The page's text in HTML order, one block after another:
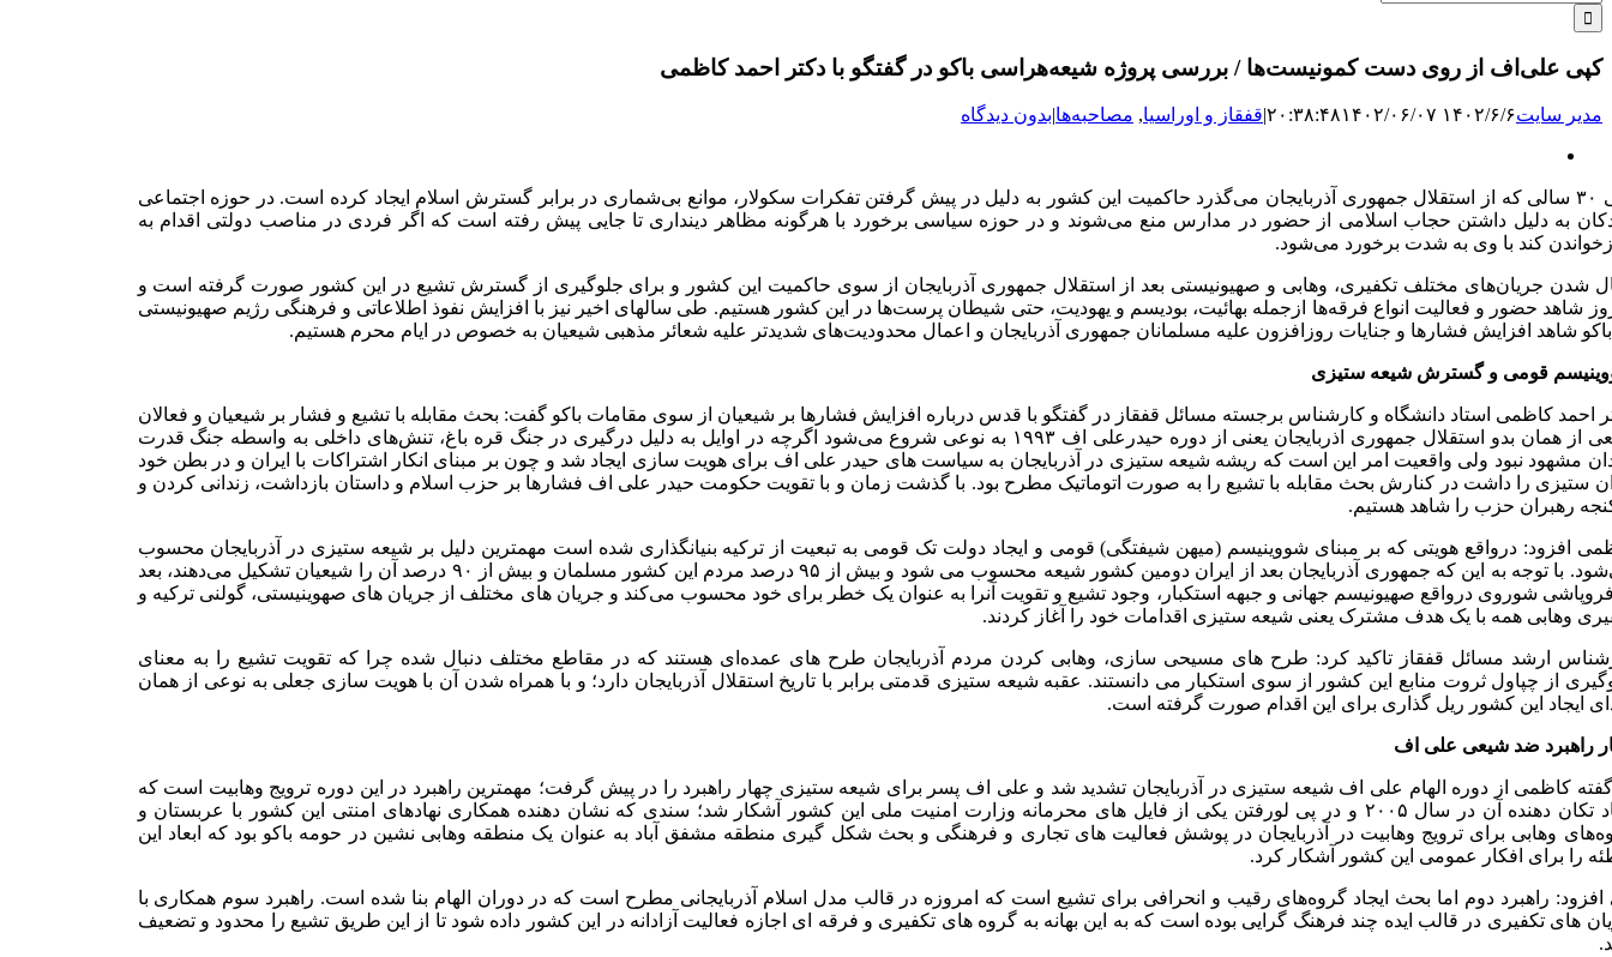
برای:
کپی علی‌اف از روی دست کمونیست‌ها / بررسی پروژه شیعه‌هراسی باکو در گفتگو با دکتر احمد کاظمی
مدیر سایت۱۴۰۲/۶/۶ ۲۰:۳۸:۴۸ ۱۴۰۲/۰۶/۰۷ |قفقاز و اوراسیا, مصاحبه‌ها|بدون دیدگاه
بزرگ
طی ۳۰ سالی که از استقلال جمهوری آذربایجان می‌گذرد حاکمیت این کشور به دلیل در پیش گرفتن تفکرات سکولار، موانع بی‌شماری در برابر گسترش اسلام ایجاد کرده است. در حوزه اجتماعی
به دلیل داشتن حجاب اسلامی از حضور در مدارس منع می‌شوند و در حوزه سیاسی برخورد با هرگونه مظاهر دینداری تا جایی پیش رفته است که اگر فردی در مناصب دولتی اقدام به
کند با وی به شدت برخورد می‌شود.
شدن جریان‌های مختلف تکفیری، وهابی و صهیونیستی بعد از استقلال جمهوری آذربایجان از سوی حاکمیت این کشور و برای جلوگیری از گسترش تشیع در این کشور صورت گرفته است و
شاهد حضور و فعالیت انواع فرقه‌ها ازجمله بهائیت، بودیسم و یهودیت، حتی شیطان پرست‌ها در این کشور هستیم. طی سالهای اخیر نیز با افزایش نفوذ اطلاعاتی و فرهنگی رژیم صهیونیستی
شاهد افزایش فشارها و جنایات روزافزون علیه مسلمانان جمهوری آذربایجان و اعمال محدودیت‌های شدیدتر علیه شعائر مذهبی شیعیان به خصوص در ایام محرم هستیم.
قومی و گسترش شیعه ستیزی
احمد کاظمی استاد دانشگاه و کارشناس برجسته مسائل قفقاز در گفتگو با قدس درباره افزایش فشارها بر شیعیان از سوی مقامات باکو گفت: بحث مقابله با تشیع و فشار بر شیعیان و فعالان
شیعی از همان بدو استقلال جمهوری اذربایجان یعنی از دوره حیدرعلی اف ۱۹۹۳ به نوعی شروع می‌شود اگرچه در اوایل به دلیل درگیری در جنگ قره باغ، تنش‌های داخلی به واسطه جنگ قدرت
مشهود نبود ولی واقعیت امر این است که ریشه شیعه ستیزی در آذربایجان به سیاست های حیدر علی اف برای هویت سازی ایجاد شد و چون بر مبنای انکار اشتراکات با ایران و در بطن خود
ستیزی را داشت در کنارش بحث مقابله با تشیع را به صورت اتوماتیک مطرح بود. با گذشت زمان و با تقویت حکومت حیدر علی اف فشارها بر حزب اسلام و داستان بازداشت، زندانی کردن و
رهبران حزب را شاهد هستیم.
افزود: درواقع هویتی که بر مبنای شووینیسم (میهن شیفتگی) قومی و ایجاد دولت تک قومی به تبعیت از ترکیه بنیانگذاری شده است مهمترین دلیل بر شیعه ستیزی در آذربایجان محسوب
می‌شود. با توجه به این که جمهوری آذربایجان بعد از ایران دومین کشور شیعه محسوب می شود و بیش از ۹۵ درصد مردم این کشور مسلمان و بیش از ۹۰ درصد آن را شیعیان تشکیل می‌دهند، بعد
شوروی درواقع صهیونیسم جهانی و جبهه استکبار، وجود تشیع و تقویت آنرا به عنوان یک خطر برای خود محسوب می‌کند و جریان های مختلف از جریان های صهوینیستی، گولنی ترکیه و
وهابی همه با یک هدف مشترک یعنی شیعه ستیزی اقدامات خود را آغاز کردند.
ارشد مسائل قفقاز تاکید کرد: طرح های مسیحی سازی، وهابی کردن مردم آذربایجان طرح های عمده‌ای هستند که در مقاطع مختلف دنبال شده چرا که تقویت تشیع را به معنای
از چپاول ثروت منابع این کشور از سوی استکبار می دانستند. عقبه شیعه ستیزی قدمتی برابر با تاریخ استقلال آذربایجان دارد؛ و با همراه شدن آن با هویت سازی جعلی به نوعی از همان
ایجاد این کشور ریل گذاری برای این اقدام صورت گرفته است.
راهبرد ضد شیعی علی اف
کاظمی از دوره الهام علی اف شیعه ستیزی در آذربایجان تشدید ‌شد و علی اف پسر برای شیعه ستیزی چهار راهبرد را در پیش گرفت؛ مهمترین راهبرد در این دوره ترویج وهابیت است که
ابعاد تکان دهنده آن در سال ۲۰۰۵ و در پی لورفتن یکی از فایل های محرمانه وزارت امنیت ملی این کشور آشکار شد؛ سندی که نشان دهنده همکاری نهادهای امنتی این کشور با عربستان و
وهابی برای ترویج وهابیت در آذربایجان در پوشش فعالیت های تجاری و فرهنگی و بحث شکل گیری منطقه مشفق آباد به عنوان یک منطقه وهابی نشین در حومه باکو بود که ابعاد این
را برای افکار عمومی این کشور آشکار کرد.
راهبرد دوم اما بحث ایجاد گروه‌های رقیب و انحرافی برای تشیع است که امروزه در قالب مدل اسلام آذربایجانی مطرح است که در دوران الهام بنا شده است. راهبرد سوم همکاری با
های تکفیری در قالب ایده چند فرهنگ گرایی بوده است که به این بهانه به گروه های تکفیری و فرقه ای اجازه فعالیت آزادانه در این کشور داده شود تا از این طریق تشیع را محدود و تضعیف